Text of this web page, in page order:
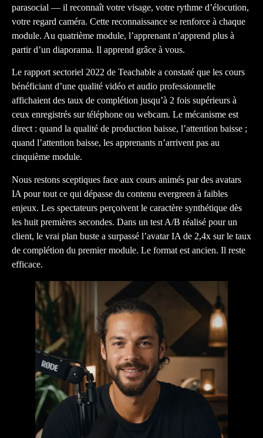
parasocial — il reconnaît votre visage, votre rythme d’élocution,
votre regard caméra. Cette reconnaissance se renforce à chaque
module. Au quatrième module, l’apprenant n’apprend plus à
partir d’un diaporama. Il apprend grâce à vous.
Le rapport sectoriel 2022 de Teachable a constaté que les cours
bénéficiant d’une qualité vidéo et audio professionnelle
affichaient des taux de complétion jusqu’à 2 fois supérieurs à
ceux enregistrés sur téléphone ou webcam. Le mécanisme est
direct : quand la qualité de production baisse, l’attention baisse ;
quand l’attention baisse, les apprenants n’arrivent pas au
cinquième module.
Nous restons sceptiques face aux cours animés par des avatars
IA pour tout ce qui dépasse du contenu evergreen à faibles
enjeux. Les spectateurs perçoivent le caractère synthétique dès
les huit premières secondes. Dans un test A/B réalisé pour un
client, le vrai plan buste a surpassé l’avatar IA de 2,4x sur le taux
de complétion du premier module. Le format est ancien. Il reste
efficace.